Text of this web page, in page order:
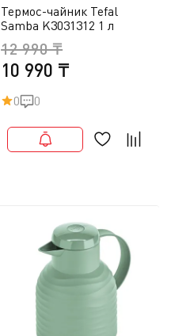
Термос-чайник Tefal
Samba K3031312 1 л
10 990 ₸
12 990 ₸
0 0